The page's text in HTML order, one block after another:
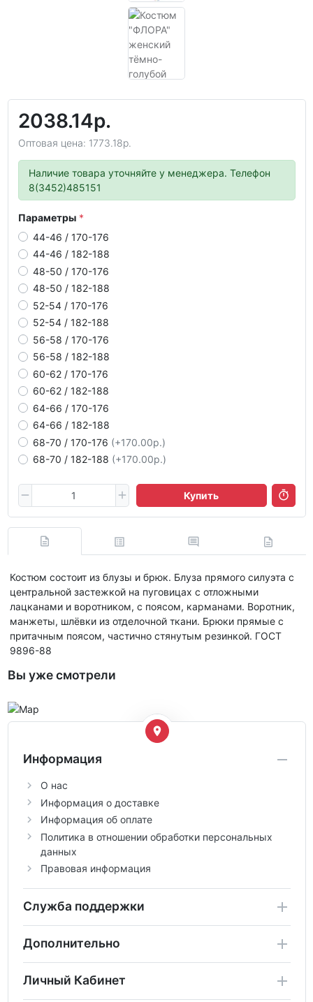
2038.14р.
Оптовая цена: 1773.18р.
Наличие товара уточняйте у менеджера. Телефон
8(3452)485151
Параметры
44-46 / 170-176
44-46 / 182-188
48-50 / 170-176
48-50 / 182-188
52-54 / 170-176
52-54 / 182-188
56-58 / 170-176
56-58 / 182-188
60-62 / 170-176
60-62 / 182-188
64-66 / 170-176
64-66 / 182-188
68-70 / 170-176 (+170.00р.)
68-70 / 182-188 (+170.00р.)
Купить
Костюм состоит из блузы и брюк. Блуза прямого силуэта с
центральной застежкой на пуговицах с отложными
лацканами и воротником, с поясом, карманами. Воротник,
манжеты, шлёвки из отделочной ткани. Брюки прямые с
притачным поясом, частично стянутым резинкой. ГОСТ
9896-88
Вы уже смотрели
Информация
О нас
Информация о доставке
Информация об оплате
Политика в отношении обработки персональных
данных
Правовая информация
Служба поддержки
Дополнительно
Личный Кабинет